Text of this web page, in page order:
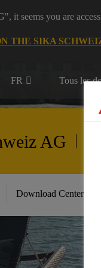
it seems you are
THE SIKA
FR Tous les
AG
Download Center